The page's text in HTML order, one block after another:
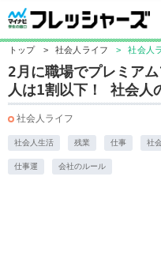
トップ > 社会人ライフ > 社会人
2月に職場でプレミア
人は1割以下！ 社会人
社会人ライフ
社会人生活 残業 仕事 社
仕事運 会社のルール